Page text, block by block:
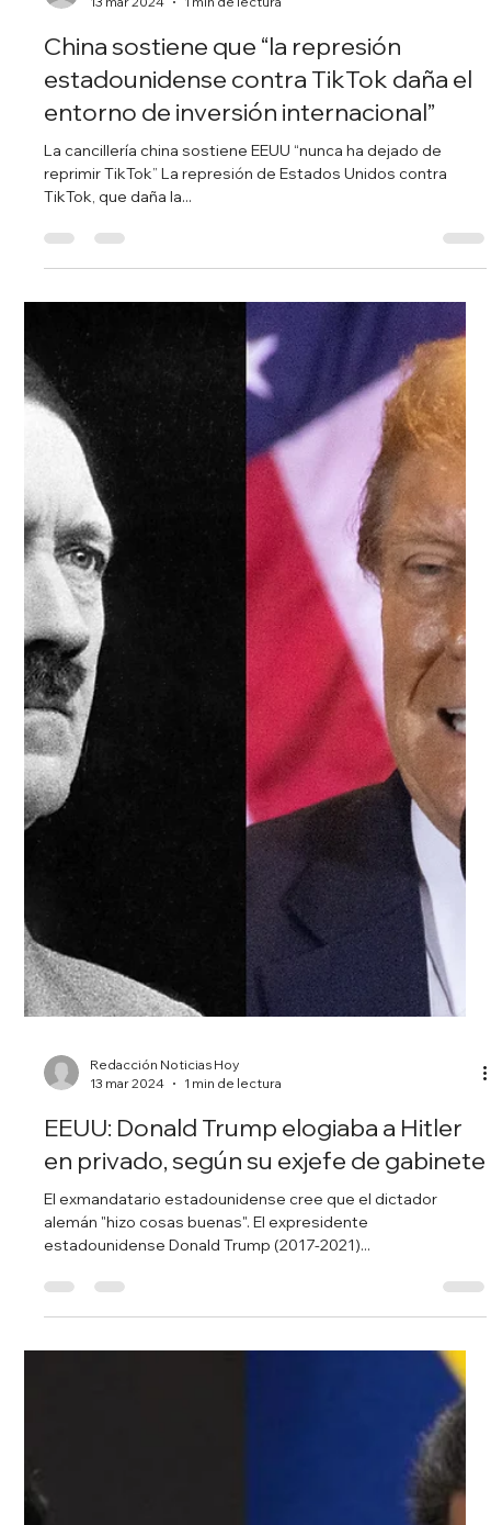
Redacción Noticias Hoy
Río de Janeiro registró este sábado
una sensación térmica de 60 grados
El récord anterior de la ciudad se había registrado en la
misma temporada, el 18 de noviembre del año pasado
(59.7ºC). La ciudad de Río...
China sostiene que “la represión